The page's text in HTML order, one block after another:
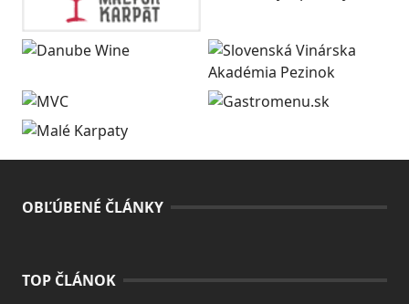
OBĽÚBENÉ ČLÁNKY
TOP ČLÁNOK